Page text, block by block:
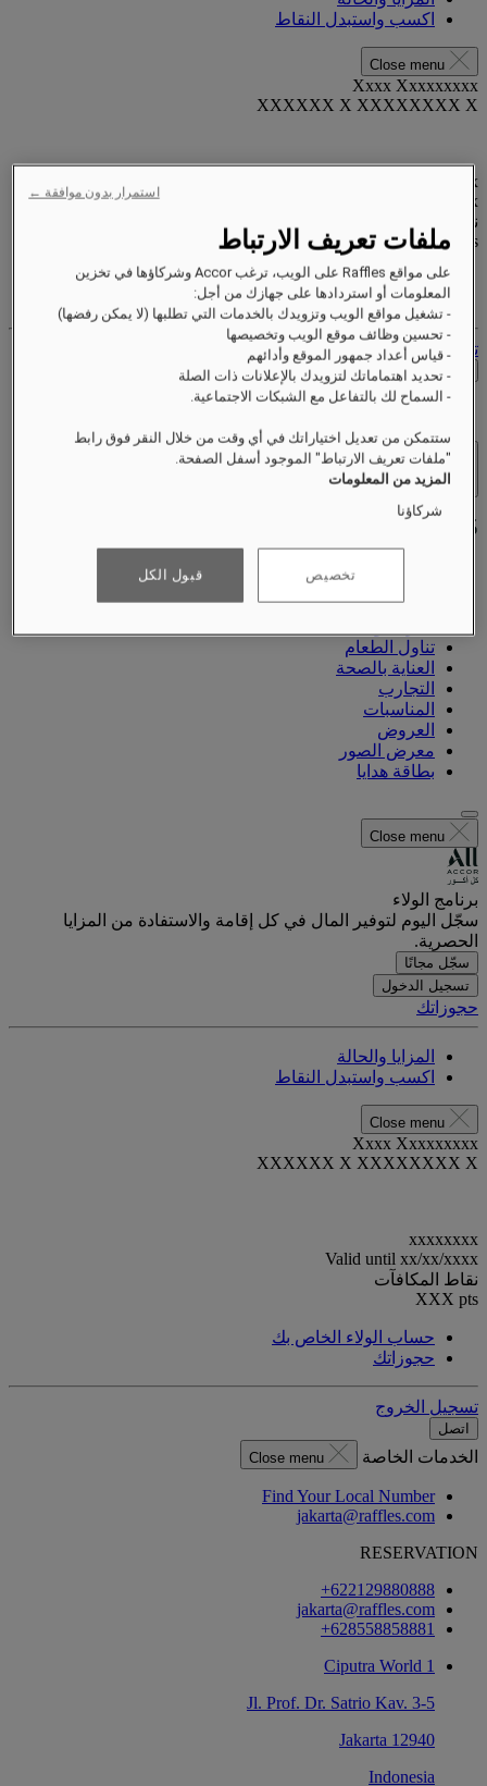
اكسب واستبدل النقاط
Close menu
Xxxx Xxxxxxxxx
XXXXXX X XXXXXXXX X
xxxxxxxx
xx/xx/xxxx
نقاط المكافآت
XXX
pts
حساب الولاء الخاص بك
حجوزاتك
تسجيل الخروج
التحقق من الأسعار
الفنادق والمنتجعات
فتح القائمة
نبذة عنّا
تناول الطعام
العناية بالصحة
التجارب
المناسبات
العروض
معرض الصور
بطاقة هدايا
Close menu
برنامج الولاء
سجّل اليوم لتوفير المال في كل إقامة والاستفادة من المزايا
الحصرية.
سجّل مجانًا
تسجيل الدخول
حجوزاتك
المزايا والحالة
اكسب واستبدل النقاط
Close menu
Xxxx Xxxxxxxxx
XXXXXX X XXXXXXXX X
xxxxxxxx
Valid until xx/xx/xxxx
نقاط المكافآت
XXX pts
حساب الولاء الخاص بك
حجوزاتك
تسجيل الخروج
اتصل
الخدمات الخاصة Close menu
Find Your Local Number
jakarta@raffles.com
RESERVATION
‎+622129880888
jakarta@raffles.com
‎+628558858881
Ciputra World 1
Jl. Prof. Dr. Satrio Kav. 3-5
12940 Jakarta
Indonesia
ملفات تعريف الارتباط
على مواقع Raffles على الويب، ترغب Accor وشركاؤها في تخزين
المعلومات أو استردادها على جهازك من أجل:
- تشغيل مواقع الويب وتزويدك بالخدمات التي تطلبها (لا يمكن رفضها)
- تحسين وظائف موقع الويب وتخصيصها
- قياس أعداد جمهور الموقع وأدائهم
- تحديد اهتماماتك لتزويدك بالإعلانات ذات الصلة
- السماح لك بالتفاعل مع الشبكات الاجتماعية.
ستتمكن من تعديل اختياراتك في أي وقت من خلال النقر فوق رابط
"ملفات تعريف الارتباط" الموجود أسفل الصفحة.
المزيد من المعلومات
شركاؤنا
تخصيص قبول الكل
استمرار بدون موافقة ←